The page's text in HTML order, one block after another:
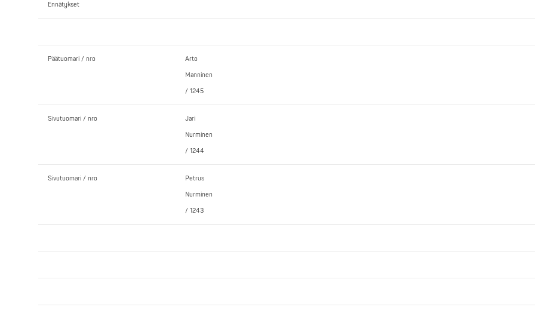
Ennätykset
Päätuomari / nro Arto
Manninen
/ 1245
Sivutuomari / nro Jari
Nurminen
/ 1244
Sivutuomari / nro Petrus
Nurminen
/ 1243